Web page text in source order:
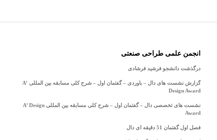
انجمن علمی طراحی صنعتی
درگذشت دانشجو فرشید فرشادی
گزارش نشست های دال – باوردی – گفتمان اول – شرح کلی مسابقه بین المللی A’
Design Award
نشست های تخصصی دال – گفتمان اول – شرح کلی مسابقه بین المللی A’ Design
Award
فصل اول گفتمان 51 دقیقه ای دال